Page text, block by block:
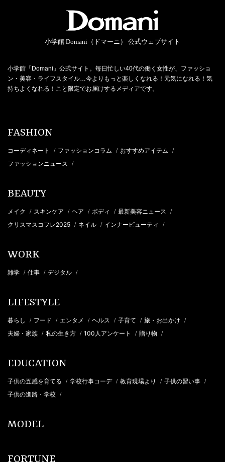
小学館 Domani（ドマーニ） 公式ウェブサイト
小学館「Domani」公式サイト。毎日忙しい40代の働く女性が、ファッショ
ン・美容・ライフスタイル…今よりもっと楽しくなれる！元気になれる！気
持ちよくなれる！こと限定でお届けするメディアです。
FASHION
コーディネート / ファッションコラム / おすすめアイテム /
ファッションニュース /
BEAUTY
メイク / スキンケア / ヘア / ボディ / 最新美容ニュース /
クリスマスコフレ2025 / ネイル / インナービューティ /
WORK
雑学 / 仕事 / デジタル /
LIFESTYLE
暮らし / フード / エンタメ / ヘルス / 子育て / 旅・お出かけ /
夫婦・家族 / 私の生き方 / 100人アンケート / 贈り物 /
EDUCATION
子供の五感を育てる / 学校行事コーデ / 教育現場より / 子供の習い事 /
子供の進路・学校 /
MODEL
FORTUNE